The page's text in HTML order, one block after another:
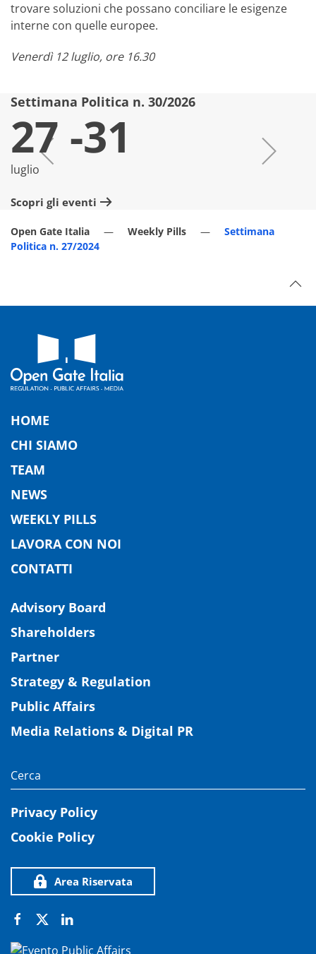
trovare soluzioni che possano conciliare le esigenze
interne con quelle europee.
Venerdì 12 luglio, ore 16.30
Settimana Politica n. 30/2026
27 -31
luglio
Scopri gli eventi
Open Gate Italia Weekly Pills
Settimana
Politica n. 27/2024
HOME
CHI SIAMO
TEAM
NEWS
WEEKLY PILLS
LAVORA CON NOI
CONTATTI
Advisory Board
Shareholders
Partner
Strategy & Regulation
Public Affairs
Media Relations & Digital PR
Privacy Policy
Cookie Policy
Area Riservata